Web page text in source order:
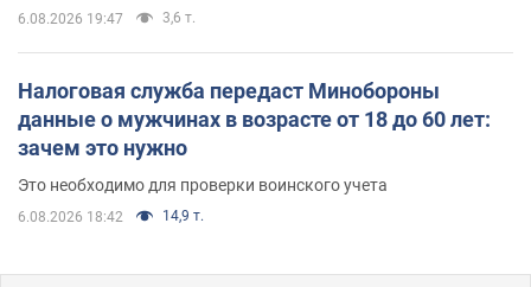
6.08.2026 19:47 3,6 т.
Налоговая служба передаст Минобороны
данные о мужчинах в возрасте от 18 до 60 лет:
зачем это нужно
Это необходимо для проверки воинского учета
6.08.2026 18:42 14,9 т.